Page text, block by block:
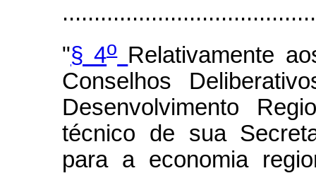
"§ 4o Relativamente
Conselhos
Desenvolvimento
técnico de sua
para a economia